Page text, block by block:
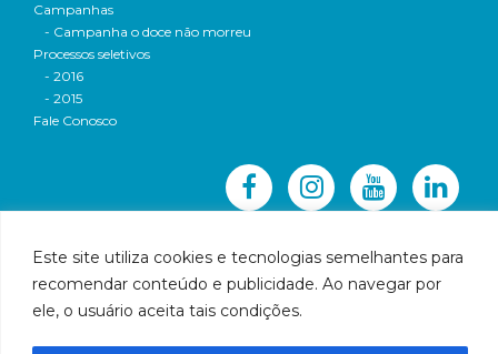
Este site utiliza cookies e tecnologias semelhantes para
recomendar conteúdo e publicidade. Ao navegar por
ele, o usuário aceita tais condições.
Campanhas
- Campanha o doce não morreu
Processos seletivos
- 2016
- 2015
Fale Conosco
© 2016 CBH-Doce - Todos os direitos reservados